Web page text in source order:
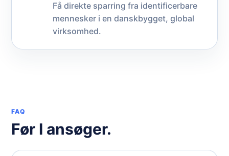
Få direkte sparring fra identificerbare
mennesker i en danskbygget, global
virksomhed.
FAQ
Før I ansøger.